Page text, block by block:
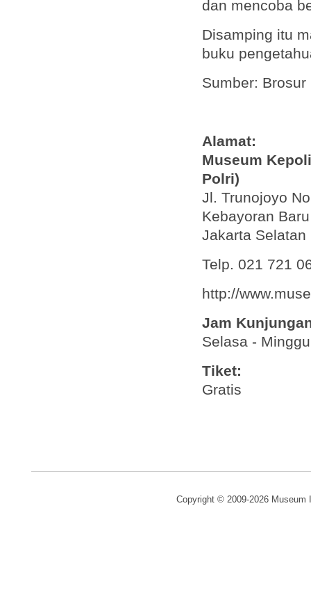
dan mencoba
Disamping itu
buku
Sumber:
Alamat:
Museum
Polri)
Jl. Trunojoyo
Kebayoran Baru
Jakarta Selatan
Telp. 021 721
http://
Jam
Selasa -
Tiket:
Gratis
Copyright © 2009-2026 Museum